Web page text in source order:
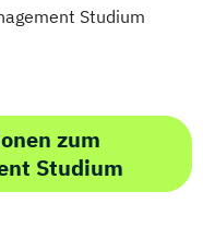
Studium
zum
Studium